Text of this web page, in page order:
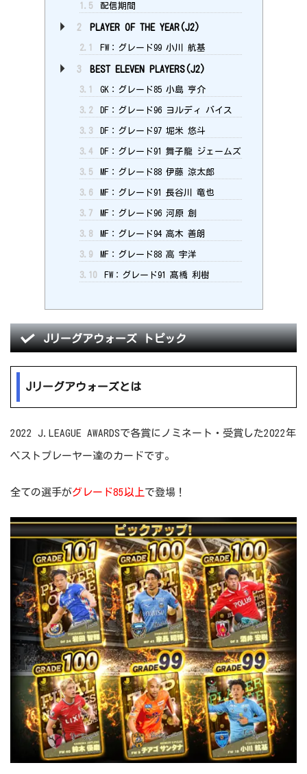
1.5 配信期間
2 PLAYER OF THE YEAR(J2)
2.1 FW：グレード99 小川 航基
3 BEST ELEVEN PLAYERS(J2)
3.1 GK：グレード85 小島 亨介
3.2 DF：グレード96 ヨルディ バイス
3.3 DF：グレード97 堀米 悠斗
3.4 DF：グレード91 舞子龍 ジェームズ
3.5 MF：グレード88 伊藤 涼太郎
3.6 MF：グレード91 長谷川 竜也
3.7 MF：グレード96 河原 創
3.8 MF：グレード94 高木 善朗
3.9 MF：グレード88 高 宇洋
3.10 FW：グレード91 髙橋 利樹
Jリーグアウォーズ トピック
Jリーグアウォーズとは
2022 J.LEAGUE AWARDSで各賞にノミネート・受賞した2022年
ベストプレーヤー達のカードです。
全ての選手がグレード85以上 で登場！